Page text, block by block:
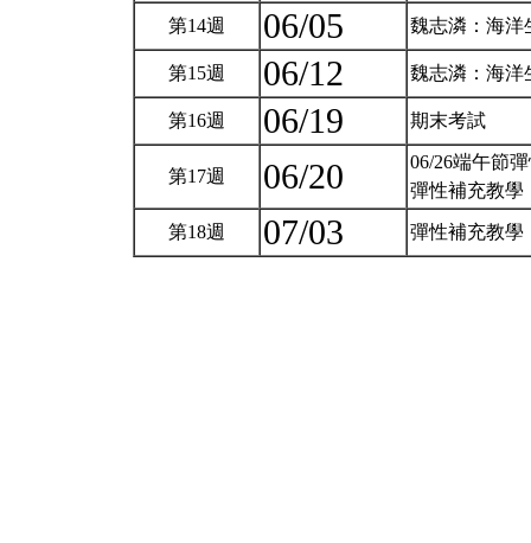
第14週 06/05 魏志潾：海
第15週 06/12 魏志潾：海
第16週 06/19 期末考試
第17週 06/20
06/26端午節
彈性補充教
第18週 07/03 彈性補充教